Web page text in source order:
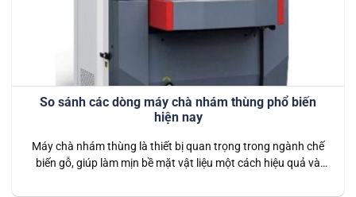
So sánh các dòng máy chà nhám thùng phổ biến
hiện nay
Máy chà nhám thùng là thiết bị quan trọng trong ngành chế
biến gỗ, giúp làm mịn bề mặt vật liệu một cách hiệu quả và